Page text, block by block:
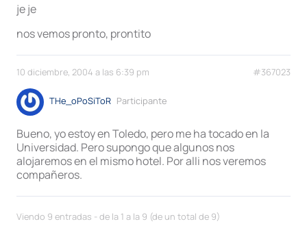
je je
nos vemos pronto, prontito
10 diciembre, 2004 a las 6:39 pm #367023
THe_oPoSiToR Participante
Bueno, yo estoy en Toledo, pero me ha tocado en la
Universidad. Pero supongo que algunos nos
alojaremos en el mismo hotel. Por alli nos veremos
compañeros.
Viendo 9 entradas - de la 1 a la 9 (de un total de 9)